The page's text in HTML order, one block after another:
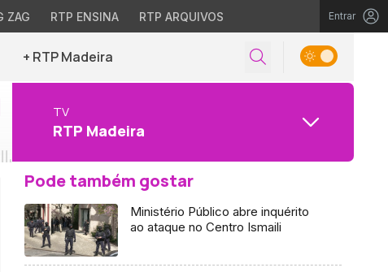
ZAG RTP ENSINA RTP ARQUIVOS Entrar
+ RTP Madeira
TV
RTP Madeira
Pode também gostar
Ministério Público abre inquérito
ao ataque no Centro Ismaili